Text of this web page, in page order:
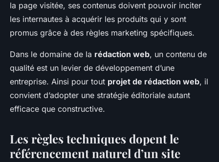
la page visitée, ses contenus doivent pouvoir inciter
les internautes à acquérir les produits qui y sont
promus grâce à des règles marketing spécifiques.
Dans le domaine de la rédaction web, un contenu de
qualité est un levier de développement d’une
entreprise. Ainsi pour tout projet de rédaction web, il
convient d’adopter une stratégie éditoriale autant
efficace que constructive.
Les règles techniques dopent le
référencement naturel d’un site